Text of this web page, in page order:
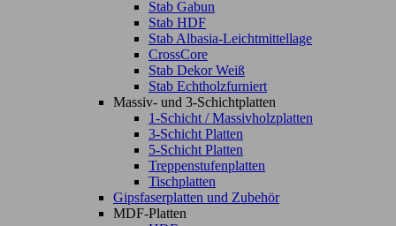
Stab Gabun
Stab HDF
Stab Albasia-Leichtmittellage
CrossCore
Stab Dekor Weiß
Stab Echtholzfurniert
Massiv- und 3-Schichtplatten
1-Schicht / Massivholzplatten
3-Schicht Platten
5-Schicht Platten
Treppenstufenplatten
Tischplatten
Gipsfaserplatten und Zubehör
MDF-Platten